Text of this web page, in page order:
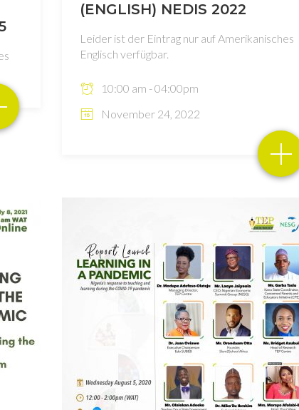
(ENGLISH) NEDIS 2022
Leider ist der Eintrag nur auf Amerikanisches
Englisch verfügbar.
10:00 am - 04:00pm
November 24, 2022